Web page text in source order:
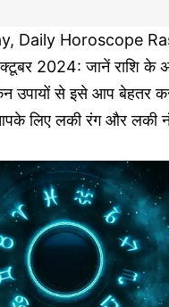
Daily Horoscope
2024: जानें राशि के
उपायों से इसे आप बेहतर
लिए लकी रंग और लकी